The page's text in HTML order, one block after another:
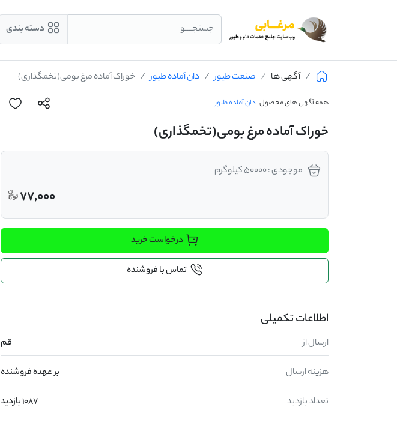
جستجــــو دسته بندی
آگهی ها صنعت طیور دان آماده طیور خوراک آماده مرغ بومی(تخمگذاری)
همه آگهی های محصول دان آماده طیور
خوراک آماده مرغ بومی(تخمگذاری)
موجودی : 50000 کیلوگرم
77,000
درخواست خرید
تماس با فروشنده
اطلاعات تکمیلی
ارسال از قم
هزینه ارسال بر عهده فروشنده
تعداد بازدید 1087 بازدید